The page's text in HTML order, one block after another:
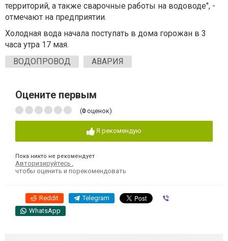
территорий, а также сварочные работы на водоводе", -
отмечают на предприятии.
Холодная вода начала поступать в дома горожан в 3
часа утра 17 мая.
ВОДОПРОВОД
АВАРИЯ
Оцените первым
(0 оценок)
Я рекомендую
Пока никто не рекомендует
Авторизируйтесь
чтобы оценить и порекомендовать
Reddit Telegram
WhatsApp